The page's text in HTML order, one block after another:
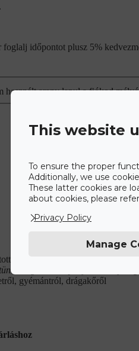
időpontot plusz 5%
használt arany lapul a fiókod
specifikáció szerint
grammsúly tájékoztató
gyémántról, drágakőről
This website
To ensure the proper
Additionally, we use
These latter cookies are
about cookies, please
Privacy Policy
Manage